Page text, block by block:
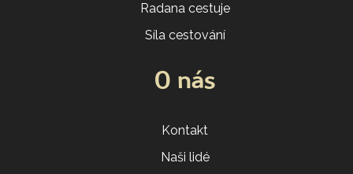
Radana cestuje
Síla cestování
O nás
Kontakt
Naši lidé